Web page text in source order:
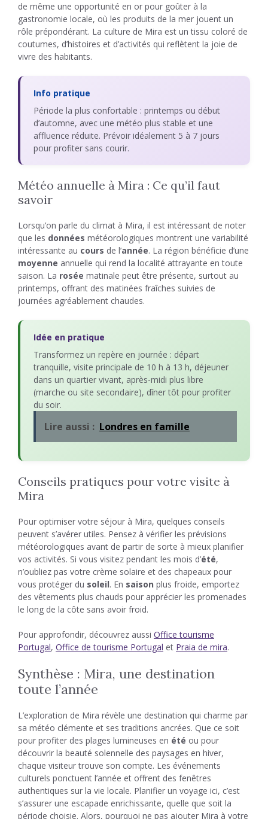
de même une opportunité en or pour goûter à la
gastronomie locale, où les produits de la mer jouent un
rôle prépondérant. La culture de Mira est un tissu coloré de
coutumes, d’histoires et d’activités qui reflètent la joie de
vivre des habitants.
Info pratique
Période la plus confortable : printemps ou début
d’automne, avec une météo plus stable et une
affluence réduite. Prévoir idéalement 5 à 7 jours
pour profiter sans courir.
Météo annuelle à Mira : Ce qu’il faut
savoir
Lorsqu’on parle du climat à Mira, il est intéressant de noter
que les données météorologiques montrent une variabilité
intéressante au cours de l’année. La région bénéficie d’une
moyenne annuelle qui rend la localité attrayante en toute
saison. La rosée matinale peut être présente, surtout au
printemps, offrant des matinées fraîches suivies de
journées agréablement chaudes.
Idée en pratique
Transformez un repère en journée : départ
tranquille, visite principale de 10 h à 13 h, déjeuner
dans un quartier vivant, après-midi plus libre
(marche ou site secondaire), dîner tôt pour profiter
du soir.
Lire aussi : Londres en famille
Conseils pratiques pour votre visite à
Mira
Pour optimiser votre séjour à Mira, quelques conseils
peuvent s’avérer utiles. Pensez à vérifier les prévisions
météorologiques avant de partir de sorte à mieux planifier
vos activités. Si vous visitez pendant les mois d’été,
n’oubliez pas votre crème solaire et des chapeaux pour
vous protéger du soleil. En saison plus froide, emportez
des vêtements plus chauds pour apprécier les promenades
le long de la côte sans avoir froid.
Pour approfondir, découvrez aussi Office tourisme
Portugal, Office de tourisme Portugal et Praia de mira.
Synthèse : Mira, une destination
toute l’année
L’exploration de Mira révèle une destination qui charme par
sa météo clémente et ses traditions ancrées. Que ce soit
pour profiter des plages lumineuses en été ou pour
découvrir la beauté solennelle des paysages en hiver,
chaque visiteur trouve son compte. Les événements
culturels ponctuent l’année et offrent des fenêtres
authentiques sur la vie locale. Planifier un voyage ici, c’est
s’assurer une escapade enrichissante, quelle que soit la
période choisie. Alors, pourquoi ne pas ajouter Mira à votre